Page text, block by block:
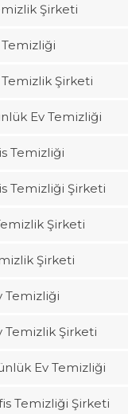
Şirketi
Temizliği
Temizlik Şirketi
Ev Temizliği
Temizliği
Temizliği Şirketi
Şirketi
Şirketi
Temizliği
Temizlik Şirketi
Ev Temizliği
Temizliği Şirketi